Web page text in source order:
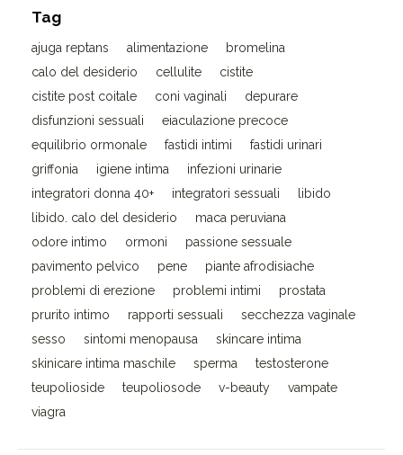
Tag
ajuga reptans alimentazione
bromelina
calo del desiderio
cellulite
cistite
cistite post coitale
coni vaginali
depurare
disfunzioni sessuali
eiaculazione precoce
equilibrio ormonale
fastidi intimi
fastidi urinari
griffonia
igiene intima
infezioni urinarie
integratori donna 40+
integratori sessuali
libido
libido. calo del desiderio
maca peruviana
odore intimo
ormoni
passione sessuale
pavimento pelvico
pene
piante afrodisiache
problemi di erezione
problemi intimi
prostata
prurito intimo
rapporti sessuali
secchezza vaginale
sesso
sintomi menopausa
skincare intima
skinicare intima maschile
sperma
testosterone
teupolioside
teupoliosode v-beauty
vampate
viagra